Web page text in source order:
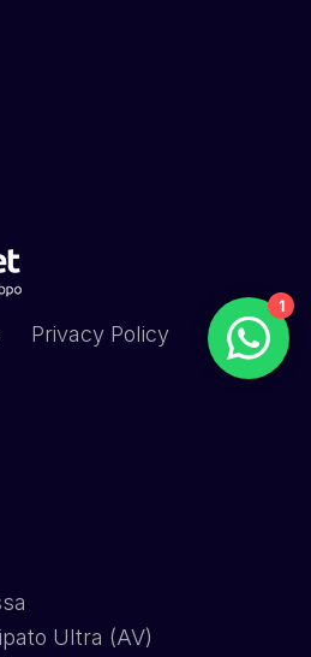
Privacy Policy
Ultra (AV)
1